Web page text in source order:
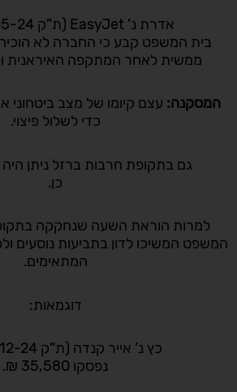
אדרת נ’ EasyJet (ת”ק 35498-05-24)
בית המשפט קבע כי החברה לא
ממשית לאחר המתקפה האיראנית ופסק
המסקנה: עצם קיומו של מצב ביטחוני
כדי לשלול פיצוי.
גם בתקופת חרבות ברזל ניתן היה
כן.
למרות הוראת השעה שנחקקה
המשפט המשיכו לדון בתביעות נוסעים
המתאימים.
דוגמאות:
כץ נ’ אייר קנדה (ת”ק 19014-12-24)
נפסקו 35,580 ₪.